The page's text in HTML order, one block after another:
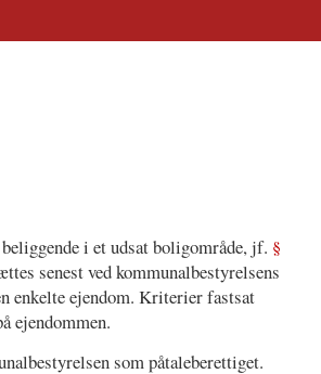
i et udsat boligområde, jf. §
senest ved kommunalbestyrelsens
enkelte ejendom. Kriterier fastsat
ejendommen.
som påtaleberettiget.